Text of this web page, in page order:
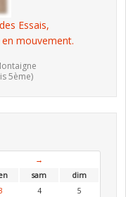
Essais,
mouvement.
5ème)
→
sam
dim
4
5